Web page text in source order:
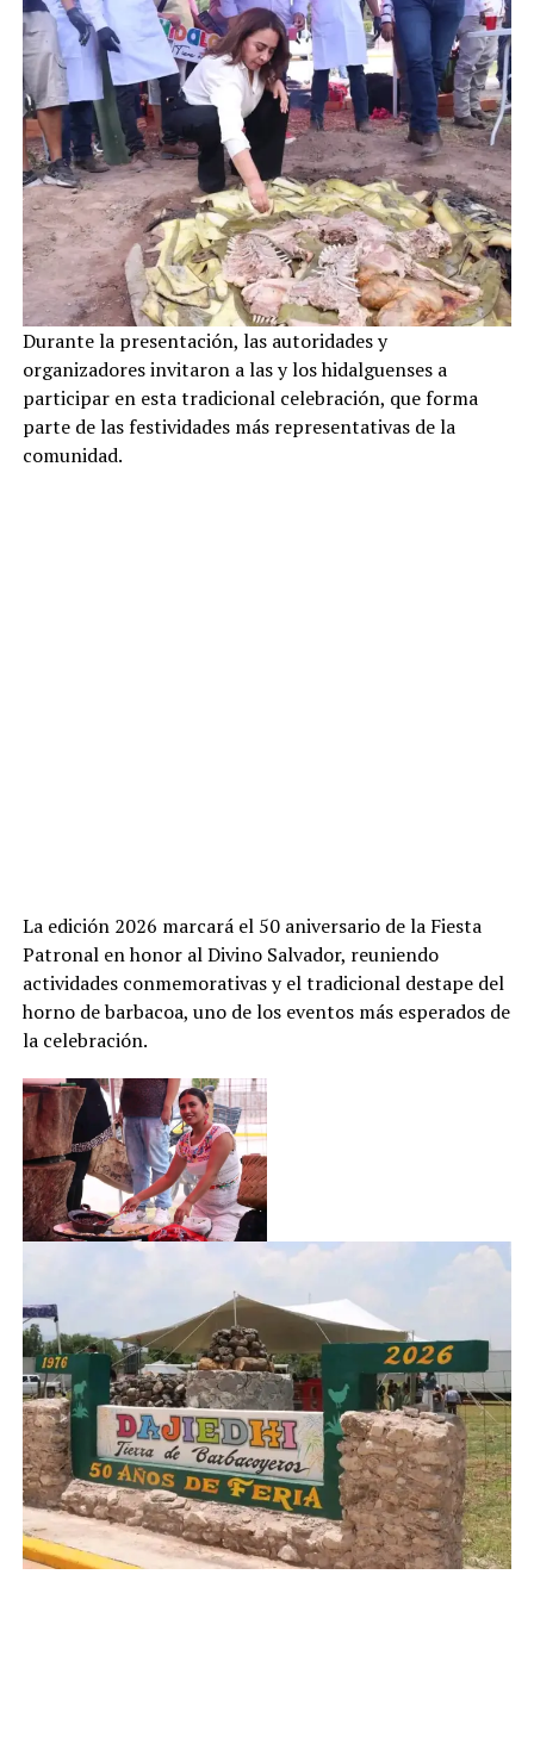
Durante la presentación, las autoridades y
organizadores invitaron a las y los hidalguenses a
participar en esta tradicional celebración, que forma
parte de las festividades más representativas de la
comunidad.
La edición 2026 marcará el 50 aniversario de la Fiesta
Patronal en honor al Divino Salvador, reuniendo
actividades conmemorativas y el tradicional destape del
horno de barbacoa, uno de los eventos más esperados de
la celebración.